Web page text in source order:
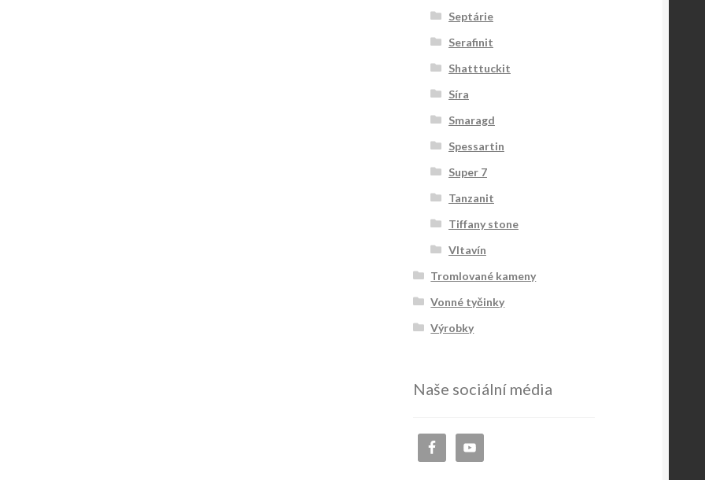
Septárie
Serafinit
Shatttuckit
Síra
Smaragd
Spessartin
Super 7
Tanzanit
Tiffany stone
Vltavín
Tromlované kameny
Vonné tyčinky
Výrobky
Naše sociální média